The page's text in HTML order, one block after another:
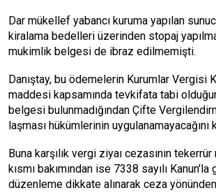
Dar mükellef yabancı kuruma ya­pılan
kiralama bedelleri üzerinden stopaj
mukimlik belgesi de ib­raz edilmemişti.
Danıştay, bu ödemelerin Kurum­lar Vergisi
maddesi kapsamında tevkifata tabi
belgesi bulunmadığından Çifte
laşması hükümlerinin uygulanama­yacağını
Buna karşılık vergi ziyaı cezasının
kısmı bakımından ise 7338 sayılı
düzenleme dikkate alı­narak ceza